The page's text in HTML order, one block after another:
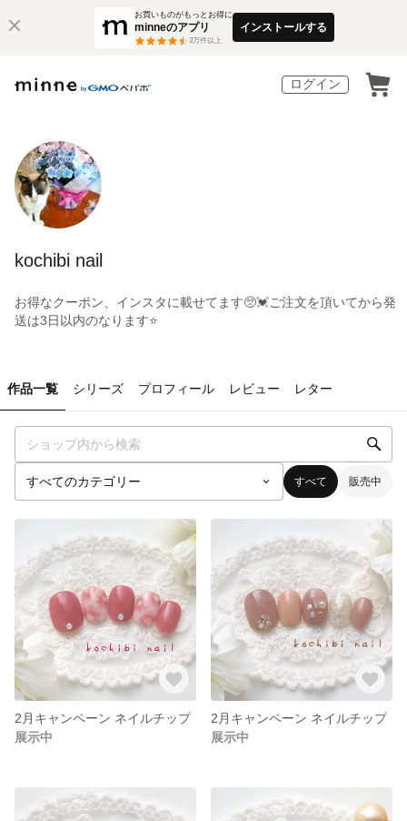
お買いものがもっとお得に
minneのアプリ
3万件以上
インストールする
ログイン
kochibi nail
お得なクーポン、インスタに載せてます🥺💓ご注文を頂いてから発
送は3日以内のなります⭐️
作品一覧 シリーズ プロフィール レビュー レター
すべて 販売中
2月キャンペーン ネイルチップ
展示中
2月キャンペーン ネイルチップ
展示中